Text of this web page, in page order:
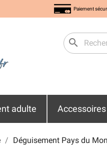
Paiement
search
adulte Accessoires
Déguisement Pays du